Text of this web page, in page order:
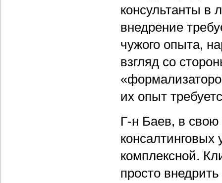
консультанты в
внедрение
чужого опыта,
взгляд со
их опыт
Г-н Баев, в свою
консалтинговых
комплексной.
просто